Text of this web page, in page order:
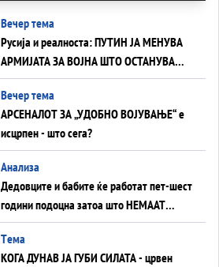
Вечер тема
Русија и реалноста: ПУТИН ЈА МЕНУВА
АРМИЈАТА ЗА ВОЈНА ШТО ОСТАНУВА
БЕЗ ФРОНТ
Вечер тема
АРСЕНАЛОТ ЗА „УДОБНО ВОЈУВАЊЕ“ е
исцрпен - што сега?
Анализа
Дедовците и бабите ќе работат пет-шест
години подоцна затоа што НЕМААТ
ВНУЦИ ДА ГИ ЗАМЕНАТ
Tема
КОГА ДУНАВ ЈА ГУБИ СИЛАТА - црвен